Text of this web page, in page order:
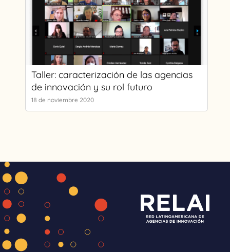
Taller: caracterización de las agencias
de innovación y su rol futuro
18 de noviembre 2020